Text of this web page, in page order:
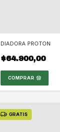
DIADORA PROTON
$64.900,00
COMPRAR
GRATIS